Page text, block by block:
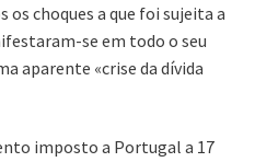
os choques a que foi sujeita a
se em todo o seu
aparente «crise da dívida
imposto a Portugal a 17